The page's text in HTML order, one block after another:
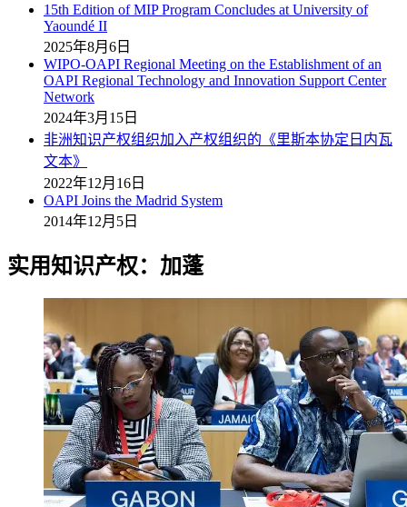
15th Edition of MIP Program Concludes at University of
Yaoundé II
2025年8月6日
WIPO-OAPI Regional Meeting on the Establishment of an
OAPI Regional Technology and Innovation Support Center
Network
2024年3月15日
非洲知识产权组织加入产权组织的《里斯本协定日内瓦
文本》
2022年12月16日
OAPI Joins the Madrid System
2014年12月5日
实用知识产权：加蓬